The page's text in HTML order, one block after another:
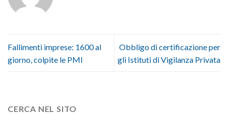
Fallimenti imprese: 1600 al
giorno, colpite le PMI
Obbligo di certificazione per
gli Istituti di Vigilanza Privata
CERCA NEL SITO